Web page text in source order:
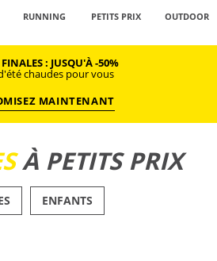
RUNNING PETITS PRIX OUTDOOR
FINALES : JUSQU'À -50%
chaudes pour vous
MAINTENANT
À PETITS PRIX
ENFANTS